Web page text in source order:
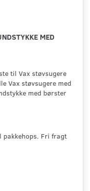
MED
til Vax støvsugere
Vax støvsugere med
med børster
pakkehops. Fri fragt